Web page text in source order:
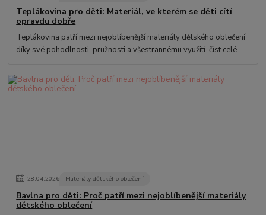
Teplákovina pro děti: Materiál, ve kterém se děti cítí
opravdu dobře
Teplákovina patří mezi nejoblíbenější materiály dětského oblečení
díky své pohodlnosti, pružnosti a všestrannému využití.číst celé
28.04.2026 Materiály dětského oblečení
Bavlna pro děti: Proč patří mezi nejoblíbenější materiály
dětského oblečení